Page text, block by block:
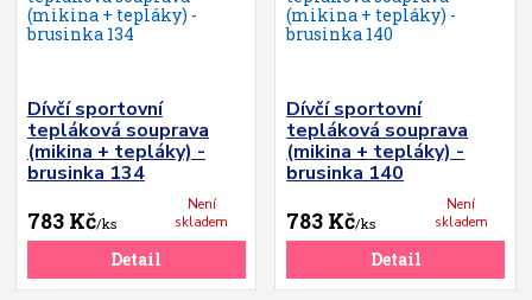
Dívčí sportovní
tepláková souprava
(mikina + tepláky) -
brusinka 134
783 Kč/ks
Není
skladem
Detail
Dívčí sportovní
tepláková souprava
(mikina + tepláky) -
brusinka 140
783 Kč/ks
Není
skladem
Detail